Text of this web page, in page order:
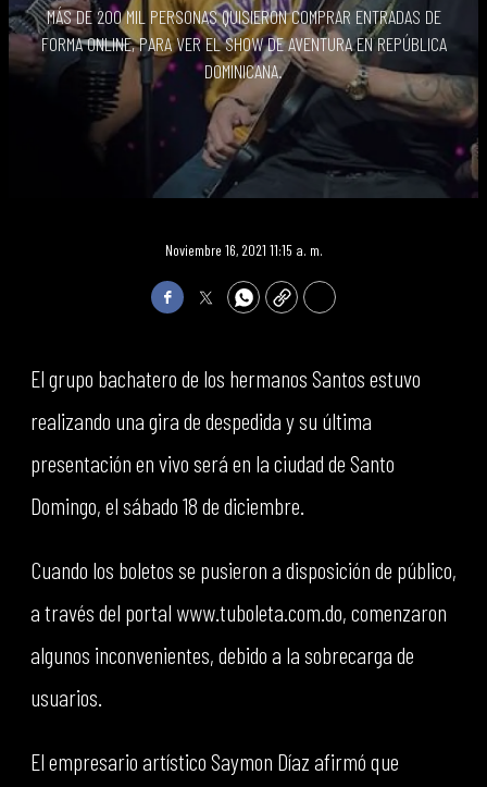
MÁS DE 200 MIL PERSONAS QUISIERON COMPRAR ENTRADAS DE
FORMA ONLINE, PARA VER EL SHOW DE AVENTURA EN REPÚBLICA
DOMINICANA.
Noviembre 16, 2021 11:15 a. m.
FacebookTwitterWhatsApp
Copy Print
El grupo bachatero de los hermanos Santos estuvo
realizando una gira de despedida y su última
presentación en vivo será en la ciudad de Santo
Domingo, el sábado 18 de diciembre.
Cuando los boletos se pusieron a disposición de público,
a través del portal www.tuboleta.com.do, comenzaron
algunos inconvenientes, debido a la sobrecarga de
usuarios.
El empresario artístico Saymon Díaz afirmó que